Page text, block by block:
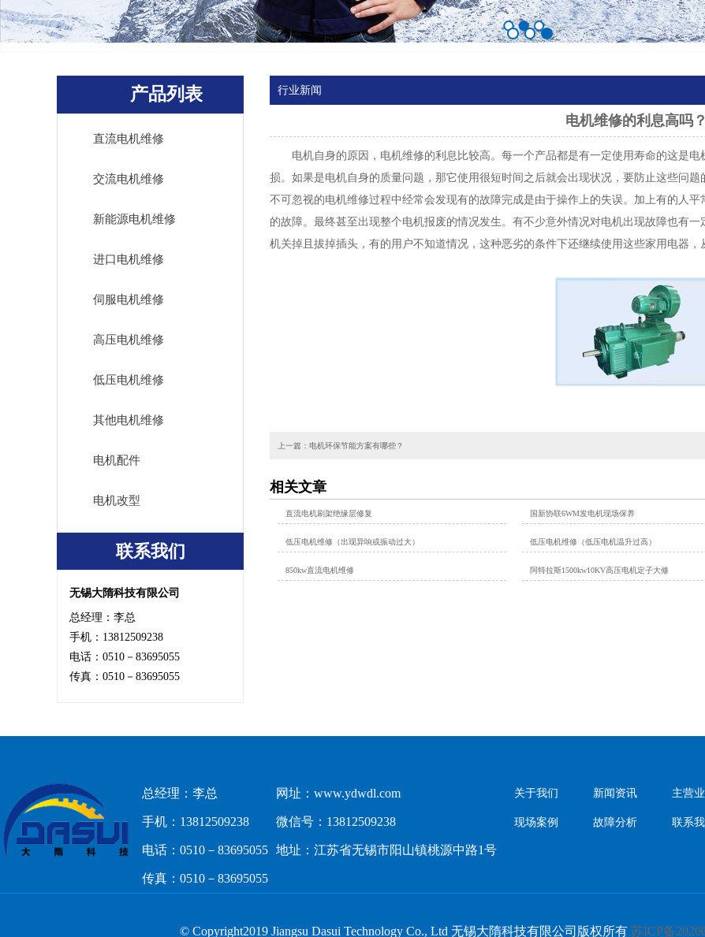
产品列表
直流电机维修
交流电机维修
新能源电机维修
进口电机维修
伺服电机维修
高压电机维修
低压电机维修
其他电机维修
电机配件
电机改型
联系我们
无锡大隋科技有限公司
总经理：李总
手机：13812509238
电话：0510－83695055
传真：0510－83695055
行业新闻
电机维修的利息高吗？
电机自身的原因，电机维修的利息比较高。每一个产品都是有一定使用寿命的这是电
损。如果是电机自身的质量问题，那它使用很短时间之后就会出现状况，要防止这些问
不可忽视的电机维修过程中经常会发现有的故障完成是由于操作上的失误。加上有的人
的故障。最终甚至出现整个电机报废的情况发生。有不少意外情况对电机出现故障也有
机关掉且拔掉插头，有的用户不知道情况，这种恶劣的条件下还继续使用这些家用电器，
上一篇：电机环保节能方案有哪些？
相关文章
直流电机刷架绝缘层修复 国新协联6WM发电机现场保养
低压电机维修（出现异响或振动过大） 低压电机维修（低压电机温升过高）
850kw直流电机维修 阿特拉斯1500kw10KV高压电机定子大修
总经理：李总
手机：13812509238
电话：0510－83695055
传真：0510－83695055
网址：www.ydwdl.com
微信号：13812509238
地址：江苏省无锡市阳山镇桃源中路1号
关于我们 新闻资讯 主营
现场案例 故障分析 联系
© Copyright2019 Jiangsu Dasui Technology Co., Ltd 无锡大隋科技有限公司版权所有 苏ICP备